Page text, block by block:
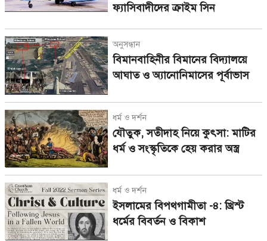
ফ্যাসিবাদীদের ক্রাইম সিন
অনুসন্ধান
বিমানবাহিনীর বিমানের বিদ্যালয়ে
আঘাত ও অ্যানোনিমাসের পূর্বাভাস
ধর্ম ও দর্শন
যৌতুক, সতীদাহ নিয়ে কুৎসা: মাটির
ধর্ম ও সংস্কৃতিকে হেয় করার অস্ত্র
ধর্ম ও দর্শন
ইসলামের বিপথগামীতা -৪: খ্রিস্ট
ধর্মের বিবর্তন ও বিকাশ